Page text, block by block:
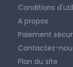
Conditions
A propos
Paiement
Contactez-
Plan du site